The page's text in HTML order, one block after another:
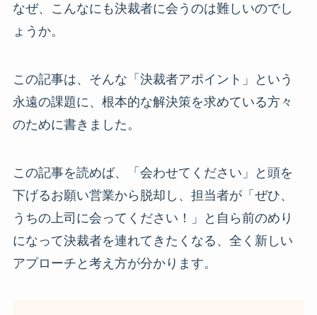
なぜ、こんなにも決裁者に会うのは難しいのでし
ょうか。
この記事は、そんな「決裁者アポイント」という
永遠の課題に、根本的な解決策を求めている方々
のために書きました。
この記事を読めば、「会わせてください」と頭を
下げるお願い営業から脱却し、担当者が「ぜひ、
うちの上司に会ってください！」と自ら前のめり
になって決裁者を連れてきたくなる、全く新しい
アプローチと考え方が分かります。